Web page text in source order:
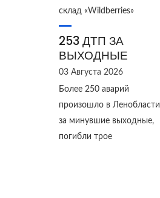
склад «Wildberries»
253 ДТП ЗА
ВЫХОДНЫЕ
03 Августа 2026
Более 250 аварий
произошло в Ленобласти
за минувшие выходные,
погибли трое